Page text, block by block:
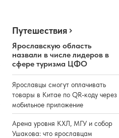
Путешествия
Ярославскую область
назвали в числе лидеров в
сфере туризма ЦФО
Ярославцы смогут оплачивать
товары в Китае по QR-коду через
мобильное приложение
Арена уровня КХЛ, МГУ и собор
Ушакова: что ярославцам